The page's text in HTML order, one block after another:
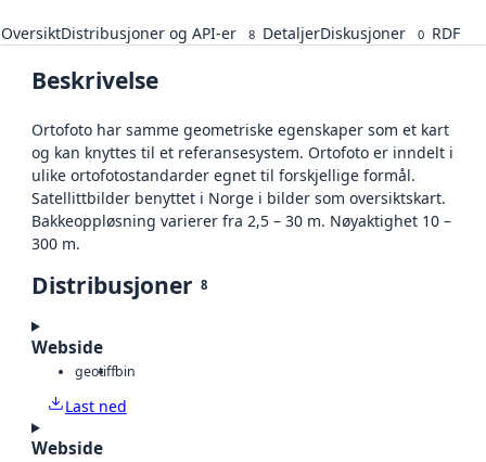
OversiktDistribusjoner og API-er 8 DetaljerDiskusjoner 0 RDF
Beskrivelse
Ortofoto har samme geometriske egenskaper som et kart
og kan knyttes til et referansesystem. Ortofoto er inndelt i
ulike ortofotostandarder egnet til forskjellige formål.
Satellittbilder benyttet i Norge i bilder som oversiktskart.
Bakkeoppløsning varierer fra 2,5 – 30 m. Nøyaktighet 10 –
300 m.
Distribusjoner 8
Webside
geotiffbin
Last ned
Webside